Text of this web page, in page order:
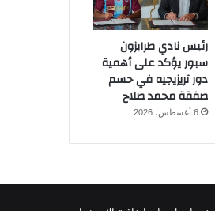
رئيس نادي طرابزون
سبور يؤكد على أهمية
دور تريزيجيه في حسم
صفقة محمد صلاح
6 أغسطس، 2026